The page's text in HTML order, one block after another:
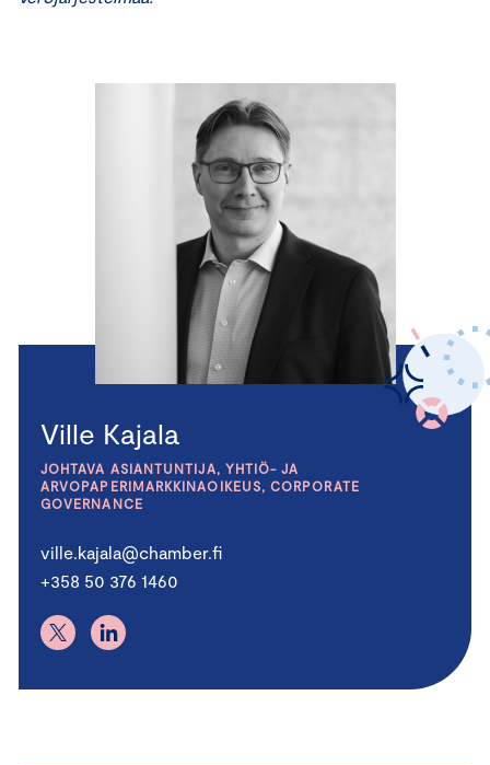
Ville Kajala
JOHTAVA ASIANTUNTIJA, YHTIÖ- JA
ARVOPAPERIMARKKINAOIKEUS, CORPORATE
GOVERNANCE
ville.kajala@chamber.fi
+358 50 376 1460